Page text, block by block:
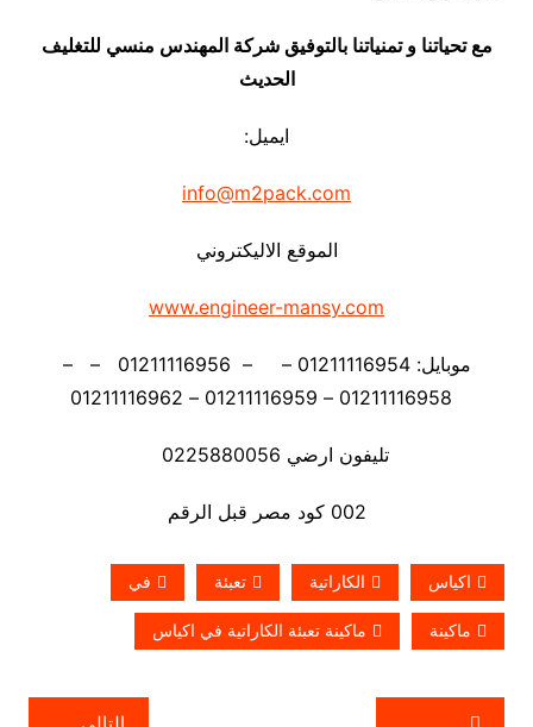
مع تحياتنا و تمنياتنا بالتوفيق شركة المهندس منسي للتغليف
الحديث
ايميل:
info@m2pack.com
الموقع الاليكتروني
www.engineer-mansy.com
موبايل: 01211116954 – – 01211116956 – –
تليفون ارضي 0225880056
002 كود مصر قبل الرقم
اكياس الكاراتية تعبئة في
ماكينة ماكينة تعبئة الكاراتية في اكياس
تصفّح التالي